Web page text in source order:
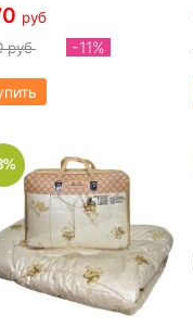
руб
руб
-11%